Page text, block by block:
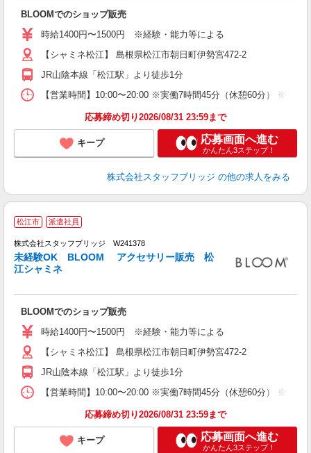
BLOOMでのショップ販売
時給1400円〜1500円 ※経験・能力等による
【シャミネ松江】 島根県松江市朝日町伊勢宮472-2
JR山陰本線「松江駅」より徒歩1分
【営業時間】10:00〜20:00 ※実働7時間45分（休憩60分） ※週
応募締め切り2026/08/31 23:59まで
キープ 応募画面へ進む
かんたん3ステップ！
株式会社スタッフブリッジ の他の求人をみる
松江市 派遣社員
株式会社スタッフブリッジ W241378
未経験OK BLOOM アクセサリー販売 松
江シャミネ
BLOOMでのショップ販売
時給1400円〜1500円 ※経験・能力等による
【シャミネ松江】 島根県松江市朝日町伊勢宮472-2
JR山陰本線「松江駅」より徒歩1分
【営業時間】10:00〜20:00 ※実働7時間45分（休憩60分） ※土
応募締め切り2026/08/31 23:59まで
キープ 応募画面へ進む
かんたん3ステップ！